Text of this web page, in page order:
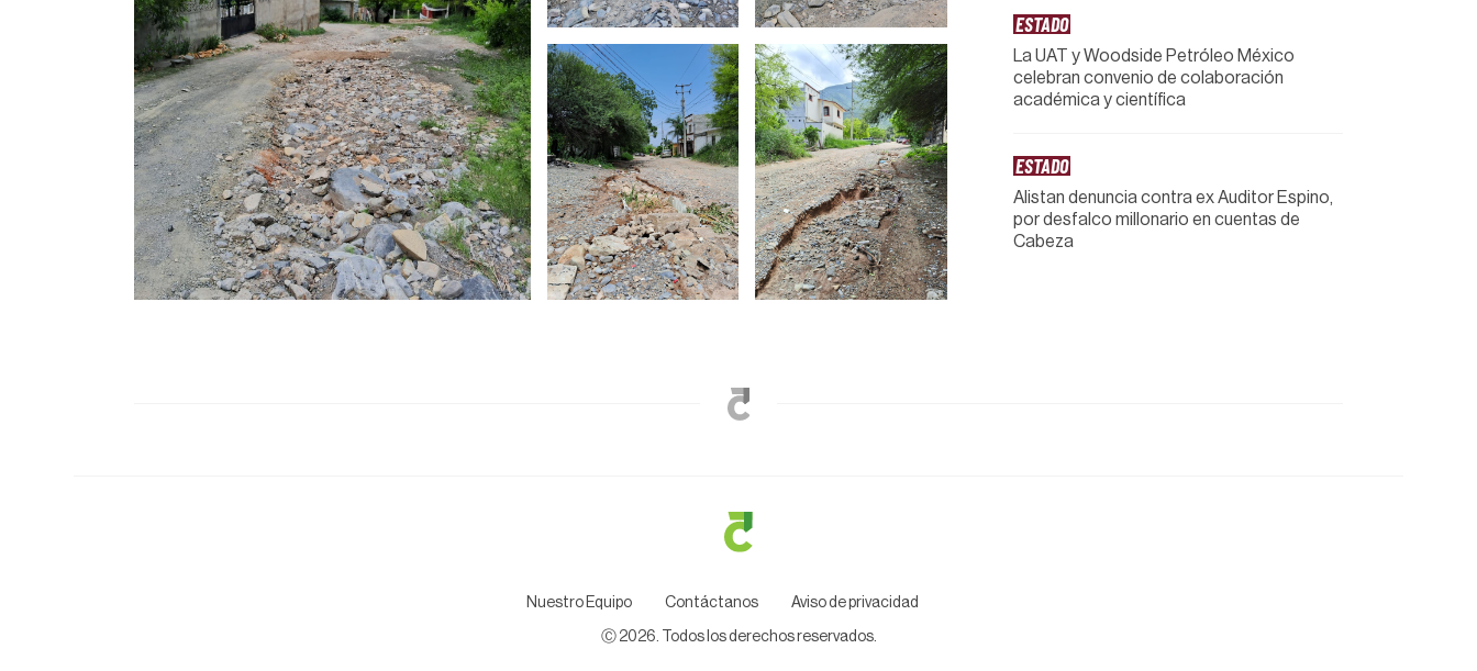
ESTADO
La UAT y Woodside Petróleo México
celebran convenio de colaboración
académica y científica
ESTADO
Alistan denuncia contra ex Auditor Espino,
por desfalco millonario en cuentas de
Cabeza
Nuestro Equipo Contáctanos Aviso de privacidad
Ⓒ 2026 . Todos los derechos reservados.